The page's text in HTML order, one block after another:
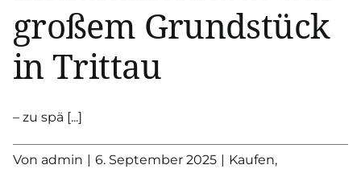
großem Grundstück
in Trittau
– zu spä [...]
Von admin | 6. September 2025 | Kaufen,